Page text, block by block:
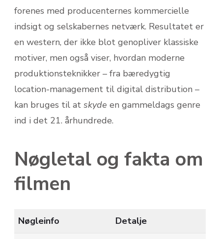
forenes med producenternes kommercielle
indsigt og selskabernes netværk. Resultatet er
en western, der ikke blot genopliver klassiske
motiver, men også viser, hvordan moderne
produktionsteknikker – fra bæredygtig
location-management til digital distribution –
kan bruges til at skyde en gammeldags genre
ind i det 21. århundrede.
Nøgletal og fakta om
filmen
Nøgleinfo Detalje